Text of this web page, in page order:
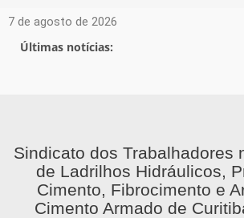
7 de agosto de 2026
Últimas notícias:
Sindicato dos Trabalhadores
de Ladrilhos Hidráulicos,
Cimento, Fibrocimento e
Cimento Armado de